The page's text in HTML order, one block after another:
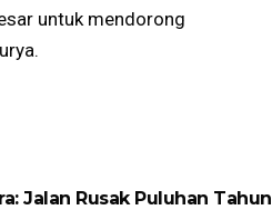
untuk mendorong
Jalan Rusak Puluhan Tahun